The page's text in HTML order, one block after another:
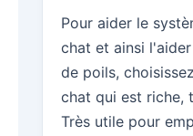
Pour aider le
chat et ainsi
de poils,
chat qui est riche,
Très utile pour